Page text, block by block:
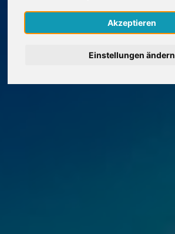
Akzeptieren
Einstellungen ändern
Nederlands